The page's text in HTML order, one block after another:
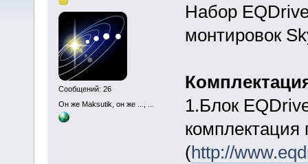
Сообщений: 26
Он же Maksutik, он же ..., ...
Набор
монтировок
1.Блок
комплектация
(http://